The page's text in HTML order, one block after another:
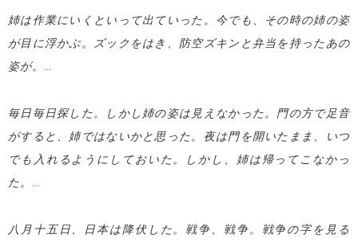
姉は作業にいくといって出ていった。今でも、その時の姉の姿
が目に浮かぶ。ズックをはき、防空ズキンと弁当を持ったあの
姿が。…
毎日毎日探した。しかし姉の姿は見えなかった。門の方で足音
がすると、姉ではないかと思った。夜は門を開いたまま、いつ
でも入れるようにしておいた。しかし、姉は帰ってこなかっ
た。…
八月十五日、日本は降伏した。戦争、戦争。戦争の字を見る